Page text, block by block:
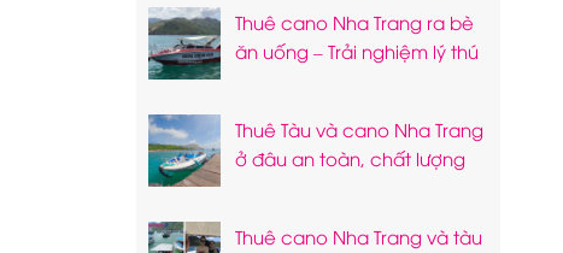
Thuê cano Nha Trang ra bè
ăn uống – Trải nghiệm lý thú
Thuê Tàu và cano Nha Trang
ở đâu an toàn, chất lượng
Thuê cano Nha Trang và tàu